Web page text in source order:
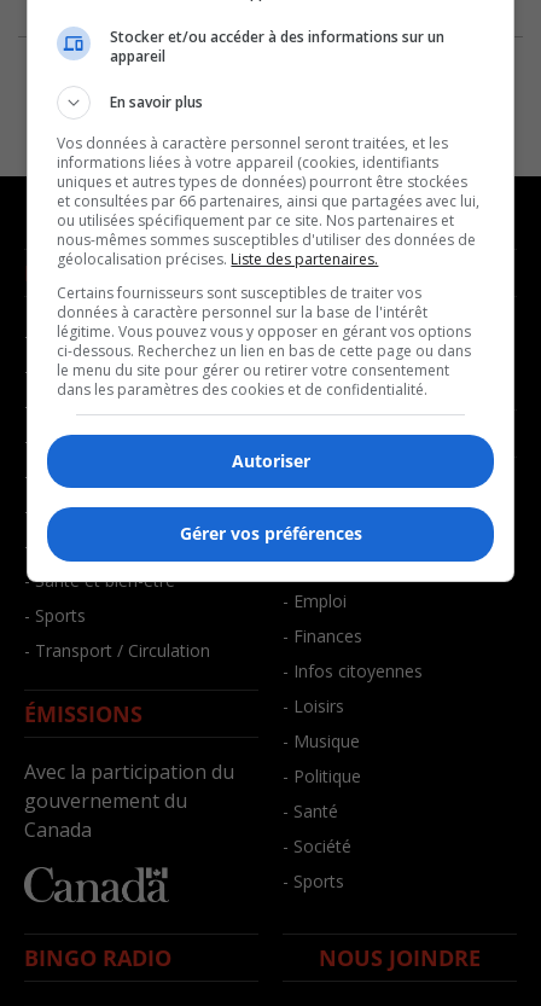
NOUVELLES
- Affaires municipales
- Communauté / Social
- Culture
- Économie
- Éducation
- Environnement
- Faits divers
- Santé et bien-être
- Sports
- Transport / Circulation
ÉMISSIONS
Avec la participation du
gouvernement du
Canada
MUSIQUE
- Décompte franco
- Joué récemment
BALADOS
- Art de vivre
- Bien-être
- Emploi
- Finances
- Infos citoyennes
- Loisirs
- Musique
- Politique
- Santé
- Société
- Sports
BINGO RADIO NOUS JOINDRE
Stocker et/ou accéder à des informations sur un
appareil
En savoir plus
Vos données à caractère personnel seront traitées, et les
informations liées à votre appareil (cookies, identifiants
uniques et autres types de données) pourront être stockées
et consultées par 66 partenaires, ainsi que partagées avec lui,
ou utilisées spécifiquement par ce site. Nos partenaires et
nous-mêmes sommes susceptibles d'utiliser des données de
géolocalisation précises. Liste des partenaires.
Certains fournisseurs sont susceptibles de traiter vos
données à caractère personnel sur la base de l'intérêt
légitime. Vous pouvez vous y opposer en gérant vos options
ci-dessous. Recherchez un lien en bas de cette page ou dans
le menu du site pour gérer ou retirer votre consentement
dans les paramètres des cookies et de confidentialité.
Autoriser
Gérer vos préférences